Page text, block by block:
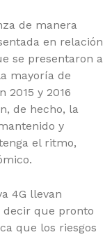
de manera
en relación
se presentaron a
mayoría de
2015 y 2016
de hecho, la
y
el ritmo,
4G llevan
decir que pronto
que los riesgos